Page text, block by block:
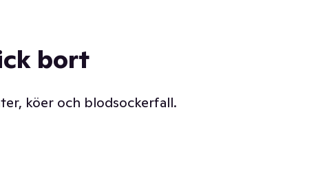
bort
köer och blodsockerfall.